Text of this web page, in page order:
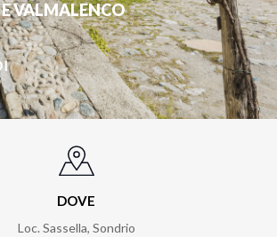
VALMALENCO
DOVE
Loc. Sassella, Sondrio